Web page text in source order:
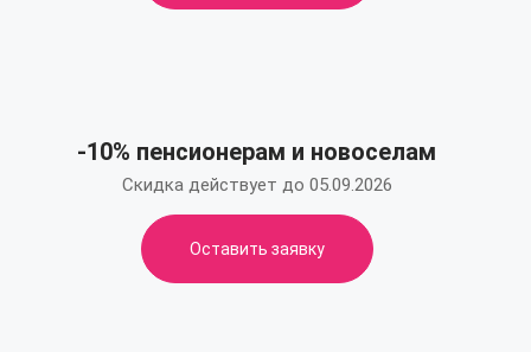
-10% пенсионерам и новоселам
Скидка действует до 05.09.2026
Оставить заявку